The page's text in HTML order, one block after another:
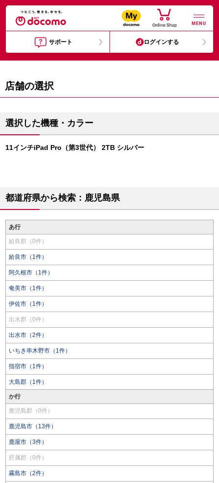
MENU
サポート ログインする
店舗の選択
選択した機種・カラー
11インチiPad Pro（第3世代） 2TB シルバー
都道府県から検索：鹿児島県
あ行
姶良郡（0件）
姶良市（1件）
阿久根市（1件）
奄美市（1件）
伊佐市（1件）
出水郡（0件）
出水市（2件）
いちき串木野市（1件）
指宿市（1件）
大島郡（1件）
か行
鹿児島郡（0件）
鹿児島市（13件）
鹿屋市（3件）
肝属郡（0件）
霧島市（2件）